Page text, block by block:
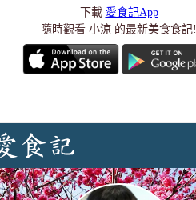
下載 愛食記App
隨時觀看 小涼 的最新美食食記!